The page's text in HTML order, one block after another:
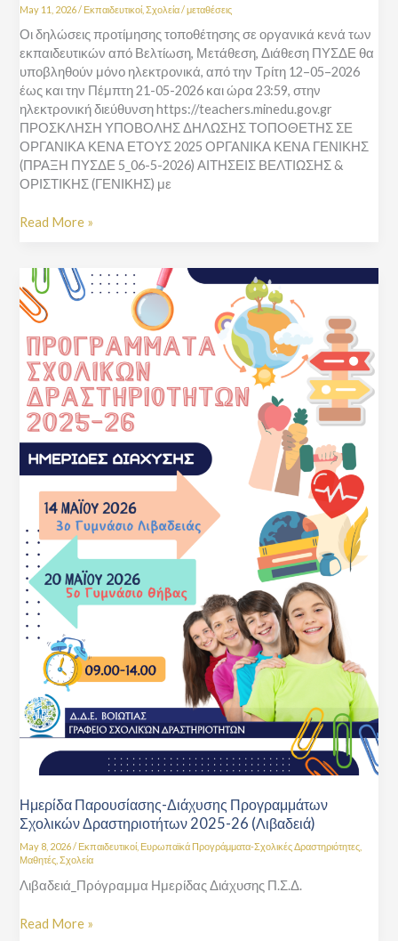
May 11, 2026 / Εκπαιδευτικοί,Σχολεία /μεταθέσεις
Οι δηλώσεις προτίμησης τοποθέτησης σε οργανικά κενά των
εκπαιδευτικών από Βελτίωση, Μετάθεση, Διάθεση ΠΥΣΔΕ θα
υποβληθούν μόνο ηλεκτρονικά, από την Τρίτη 12–05–2026
έως και την Πέμπτη 21-05-2026 και ώρα 23:59, στην
ηλεκτρονική διεύθυνση https://teachers.minedu.gov.gr
ΠΡΟΣΚΛΗΣΗ ΥΠΟΒΟΛΗΣ ΔΗΛΩΣΗΣ ΤΟΠΟΘΕΤΗΣ ΣΕ
ΟΡΓΑΝΙΚΑ ΚΕΝΑ ΕΤΟΥΣ 2025 ΟΡΓΑΝΙΚΑ ΚΕΝΑ ΓΕΝΙΚΗΣ
(ΠΡΑΞΗ ΠΥΣΔΕ 5_06-5-2026) ΑΙΤΗΣΕΙΣ ΒΕΛΤΙΩΣΗΣ &
ΟΡΙΣΤΙΚΗΣ (ΓΕΝΙΚΗΣ) με
Read More »
Ημερίδα Παρουσίασης-Διάχυσης Προγραμμάτων
Σχολικών Δραστηριοτήτων 2025-26 (Λιβαδειά)
May 8, 2026/ Εκπαιδευτικοί, Ευρωπαϊκά Προγράμματα-Σχολικές Δραστηριότητες
Μαθητές ,Σχολεία
Λιβαδειά_Πρόγραμμα Ημερίδας Διάχυσης Π.Σ.Δ.
Ημερίδα
Παρουσίασης-
Διάχυσης
Σχολικών
Δραστηριοτήτων
2025-
26
(Λιβαδειά)
Read More »